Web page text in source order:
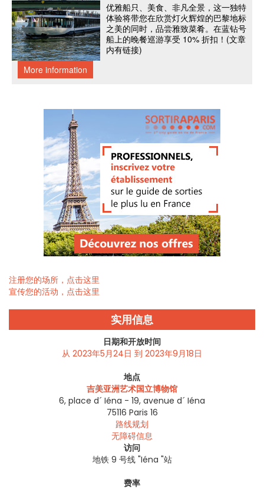
注册您的场所，点击这里
宣传您的活动，点击这里
实用信息
日期和开放时间
从 2023年5月24日 到 2023年9月18日
地点
吉美亚洲艺术国立博物馆
6, place d´ Iéna - 19, avenue d´ Iéna
75116 Paris 16
路线规划
无障碍信息
访问
地铁 9 号线 "Iéna "站
费率